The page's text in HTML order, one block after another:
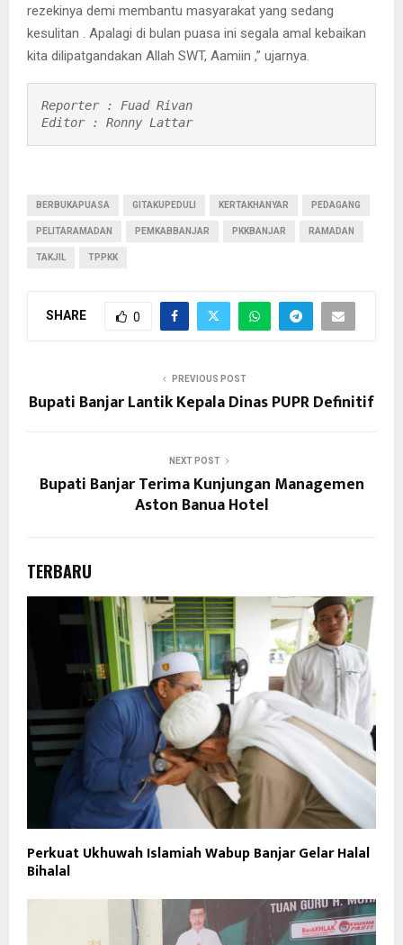
rezekinya demi membantu masyarakat yang sedang
kesulitan . Apalagi di bulan puasa ini segala amal kebaikan
kita dilipatgandakan Allah SWT, Aamiin ,” ujarnya.
Reporter : Fuad Rivan
Editor : Ronny Lattar
BERBUKAPUASA GITAKUPEDULI KERTAKHANYAR PEDAGANG
PELITARAMADAN PEMKABBANJAR PKKBANJAR RAMADAN
TAKJIL TPPKK
SHARE 0
PREVIOUS POST
Bupati Banjar Lantik Kepala Dinas PUPR Definitif
NEXT POST
Bupati Banjar Terima Kunjungan Managemen
Aston Banua Hotel
TERBARU
Perkuat Ukhuwah Islamiah Wabup Banjar Gelar Halal
Bihalal